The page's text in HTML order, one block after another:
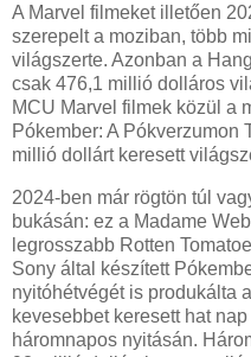
A Marvel filmeket illetően
szerepelt a moziban, több
világszerte. Azonban a
csak 476,1 millió dolláros
MCU Marvel filmek közül a
Pókember: A Pókverzumon
millió dollárt keresett
2024-ben már rögtön túl
bukásán: ez a Madame
legrosszabb Rotten
Sony által készített
nyitóhétvégét is produkálta
kevesebbet keresett hat
háromnapos nyitásán.